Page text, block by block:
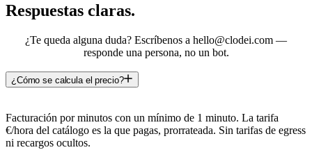
Respuestas claras.
¿Te queda alguna duda? Escríbenos a hello@clodei.com —
responde una persona, no un bot.
¿Cómo se calcula el precio?
Facturación por minutos con un mínimo de 1 minuto. La tarifa
€/hora del catálogo es la que pagas, prorrateada. Sin tarifas de egress
ni recargos ocultos.